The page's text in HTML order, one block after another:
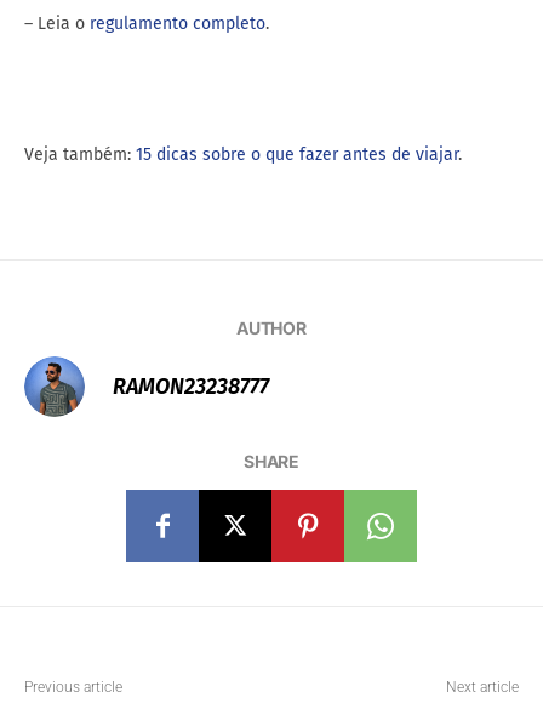
– Leia o regulamento completo.
Veja também: 15 dicas sobre o que fazer antes de viajar.
AUTHOR
RAMON23238777
SHARE
Previous article
Next article